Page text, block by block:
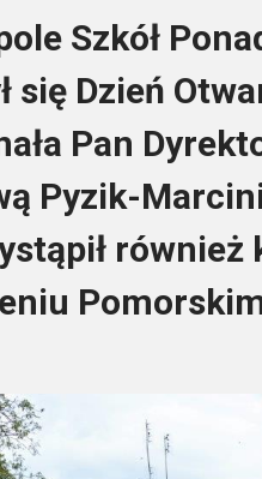
Szkół
się Dzień
Pan
Pyzik-